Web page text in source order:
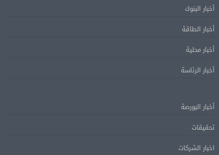
أخبار البنوك
أخبار الطاقة
أخبار محلية
أخبار الرئاسة
أخبار البورصة
تحقيقات
اخبار الشركات